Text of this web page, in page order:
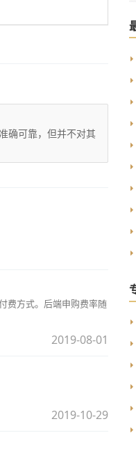
确可靠，但并不对其
费方式。后端申购费率随
2019-08-01
2019-10-29